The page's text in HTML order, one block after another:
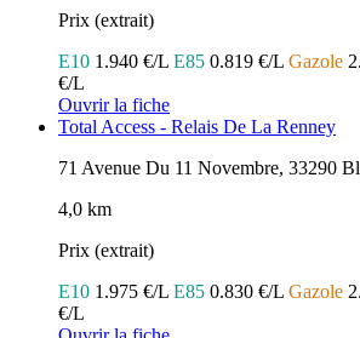
Prix (extrait)
E10 1.940 €/L E85 0.819 €/L Gazole
€/L
Ouvrir la fiche
Total Access - Relais De La Renney
71 Avenue Du 11 Novembre, 33290
4,0 km
Prix (extrait)
E10 1.975 €/L E85 0.830 €/L Gazole
€/L